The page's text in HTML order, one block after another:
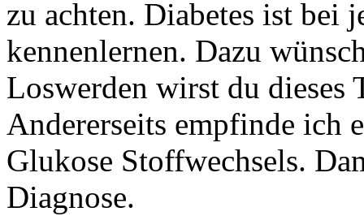
zu achten. Diabetes ist bei
kennenlernen. Dazu
Loswerden wirst du dieses
Andererseits empfinde ich
Glukose Stoffwechsels.
Diagnose.